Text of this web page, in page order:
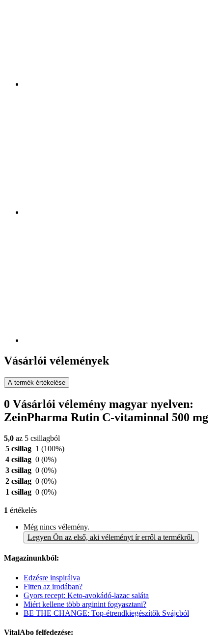
Vásárlói vélemények
A termék értékelése
0 Vásárlói vélemény magyar nyelven:
ZeinPharma Rutin C-vitaminnal 500 mg
5,0 az 5 csillagból
5 csillag 1 (100%)
4 csillag 0 (0%)
3 csillag 0 (0%)
2 csillag 0 (0%)
1 csillag 0 (0%)
1 értékelés
Még nincs vélemény.
Legyen Ön az első, aki véleményt ír erről a termékről.
Magazinunkból:
Edzésre inspirálva
Fitten az irodában?
Gyors recept: Keto-avokádó-lazac saláta
Miért kellene több arginint fogyasztani?
BE THE CHANGE: Top-étrendkiegészítők Svájcból
VitalAbo felfedezése: